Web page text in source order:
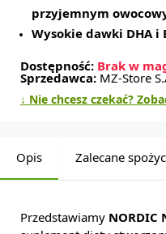
przyjemnym
Wysokie dawki DHA i
Dostępność: Brak w
Sprzedawca: MZ-Store
↓ Nie chcesz czekać?
Opis Zalecane
Przedstawiamy NORDIC